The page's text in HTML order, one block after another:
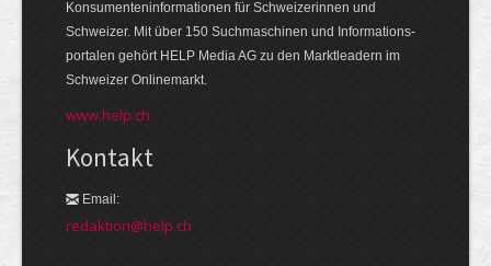
Konsumenten­informationen für Schweizerinnen und
Schweizer. Mit über 150 Suchmaschinen und Informations­
portalen gehört HELP Media AG zu den Markt­leadern im
Schweizer Onlinemarkt.
www.help.ch
Kontakt
Email:
redaktion@help.ch